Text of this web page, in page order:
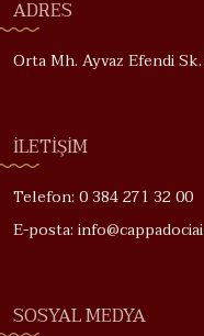
ADRES
Orta Mh. Ayvaz Efendi
İLETIŞIM
Telefon: 0 384 271 32 00
E-posta:
SOSYAL MEDYA